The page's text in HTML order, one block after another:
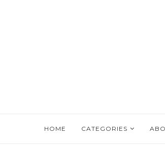
HOME CATEGORIES